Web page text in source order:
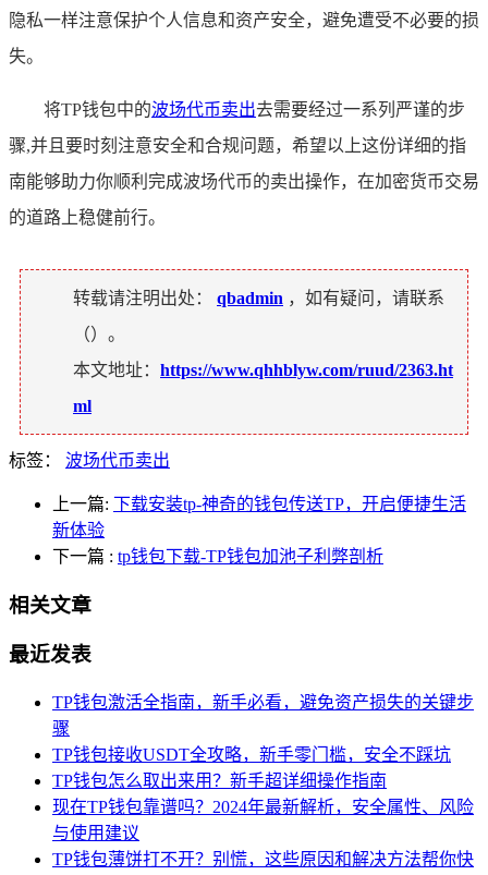
隐私一样注意保护个人信息和资产安全，避免遭受不必要的损
失。
将TP钱包中的波场代币卖出去需要经过一系列严谨的步
骤,并且要时刻注意安全和合规问题，希望以上这份详细的指
南能够助力你顺利完成波场代币的卖出操作，在加密货币交易
的道路上稳健前行。
转载请注明出处： qbadmin ，如有疑问，请联系
（）。
本文地址： https://www.qhhblyw.com/ruud/2363.ht
ml
标签： 波场代币卖出
上一篇: 下载安装tp-神奇的钱包传送TP，开启便捷生活
新体验
下一篇 : tp钱包下载-TP钱包加池子利弊剖析
相关文章
最近发表
TP钱包激活全指南，新手必看，避免资产损失的关键步
骤
TP钱包接收USDT全攻略，新手零门槛，安全不踩坑
TP钱包怎么取出来用？新手超详细操作指南
现在TP钱包靠谱吗？2024年最新解析，安全属性、风险
与使用建议
TP钱包薄饼打不开？别慌，这些原因和解决方法帮你快